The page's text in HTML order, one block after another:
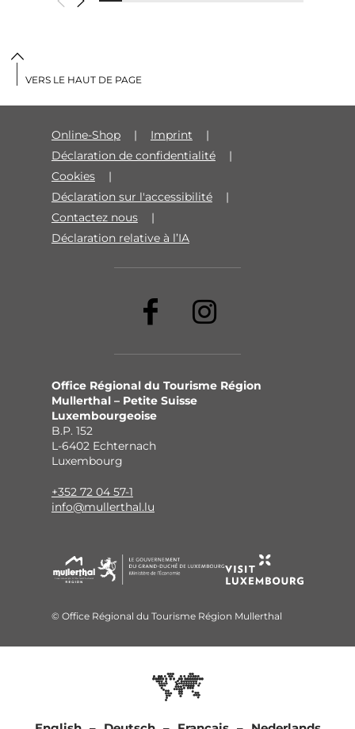
Online-Shop
Imprint
Déclaration de confidentialité
Cookies
Déclaration sur l'accessibilité
Contactez nous
Déclaration relative à l’IA
Office Régional du Tourisme Région
Mullerthal – Petite Suisse
Luxembourgeoise
B.P. 152
L-6402 Echternach
Luxembourg
+352 72 04 57-1
info@mullerthal.lu
© Office Régional du Tourisme Région Mullerthal
VERS LE HAUT DE PAGE